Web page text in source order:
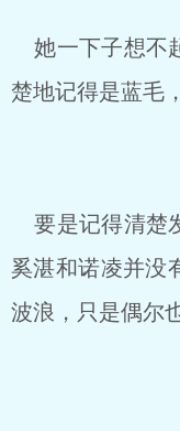
她一下子想不
楚地记得是蓝毛
要是记得清楚
奚湛和诺凌并没
波浪，只是偶尔